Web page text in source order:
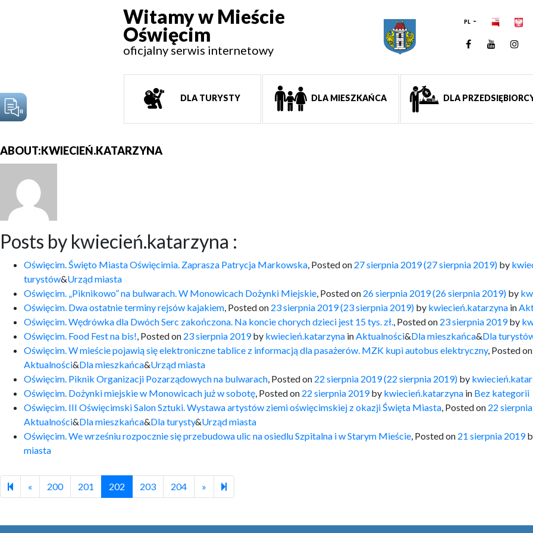
Witamy w Mieście
Oświęcim
oficjalny serwis internetowy
PL
Facebook
DLA TURYSTY DLA MIESZKAŃCA DLA
ABOUT:KWIECIEŃ.KATARZYNA
Posts by kwiecień.katarzyna :
Oświęcim. Święto Miasta Oświęcimia. Zaprasza Patrycja Markowska, Posted on 27 sierpnia 2019(27 sierpnia 2019) by
turystów&Urząd miasta
Oświęcim. „Piknikowo” na bulwarach. W Monowicach Dożynki Miejskie, Posted on 26 sierpnia 2019(26 sierpnia 2019) by
Oświęcim. Dwa ostatnie terminy rejsów kajakiem, Posted on 23 sierpnia 2019(23 sierpnia 2019) by kwiecień.katarzyna in
Oświęcim. Wędrówka dla Dwóch Serc zakończona. Na koncie chorych dzieci jest 15 tys. zł., Posted on 23 sierpnia 2019by
Oświęcim. Food Fest na bis!, Posted on 23 sierpnia 2019by kwiecień.katarzyna inAktualności&Dla mieszkańca&Dla
Oświęcim. W mieście pojawią się elektroniczne tablice z informacją dla pasażerów. MZK kupi autobus elektryczny, Posted on
Aktualności&Dla mieszkańca&Urząd miasta
Oświęcim. Piknik Organizacji Pozarządowych na bulwarach, Posted on 22 sierpnia 2019(22 sierpnia 2019) by
Oświęcim. Dożynki miejskie w Monowicach już w sobotę, Posted on 22 sierpnia 2019by kwiecień.katarzyna in Bez kategorii
Oświęcim. III Oświęcimski Salon Sztuki. Wystawa artystów ziemi oświęcimskiej z okazji Święta Miasta, Posted on 22
Aktualności&Dla mieszkańca&Dla turysty&Urząd miasta
Oświęcim. We wrześniu rozpocznie się przebudowa ulic na osiedlu Szpitalna i w Starym Mieście, Posted on 21 sierpnia 2019
miasta
« Previous page
200 201 202 203 204 » Next page
240